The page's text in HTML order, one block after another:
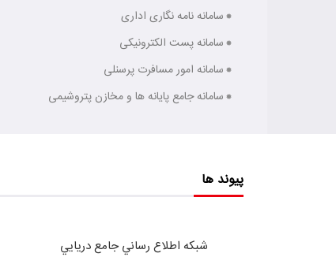
سامانه نامه نگاری اداری
سامانه پست الکترونیکی
سامانه امور مسافرت پرسنلی
سامانه جامع پایانه ها و مخازن پتروشیمی
پیوند ها
شبكه اطلاع رساني جامع دريايي